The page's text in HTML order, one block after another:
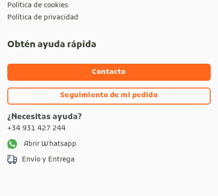
Política de cookies
Política de privacidad
Obtén ayuda rápida
Contacto
Seguimiento de mi pedido
¿Necesitas ayuda?
+34 931 427 244
Abrir Whatsapp
Envío y Entrega